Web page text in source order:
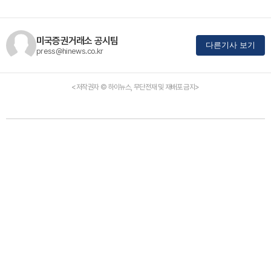
미국증권거래소 공시팀
press@hinews.co.kr
다른기사 보기
<저작권자 © 하이뉴스, 무단전재 및 재배포 금지>